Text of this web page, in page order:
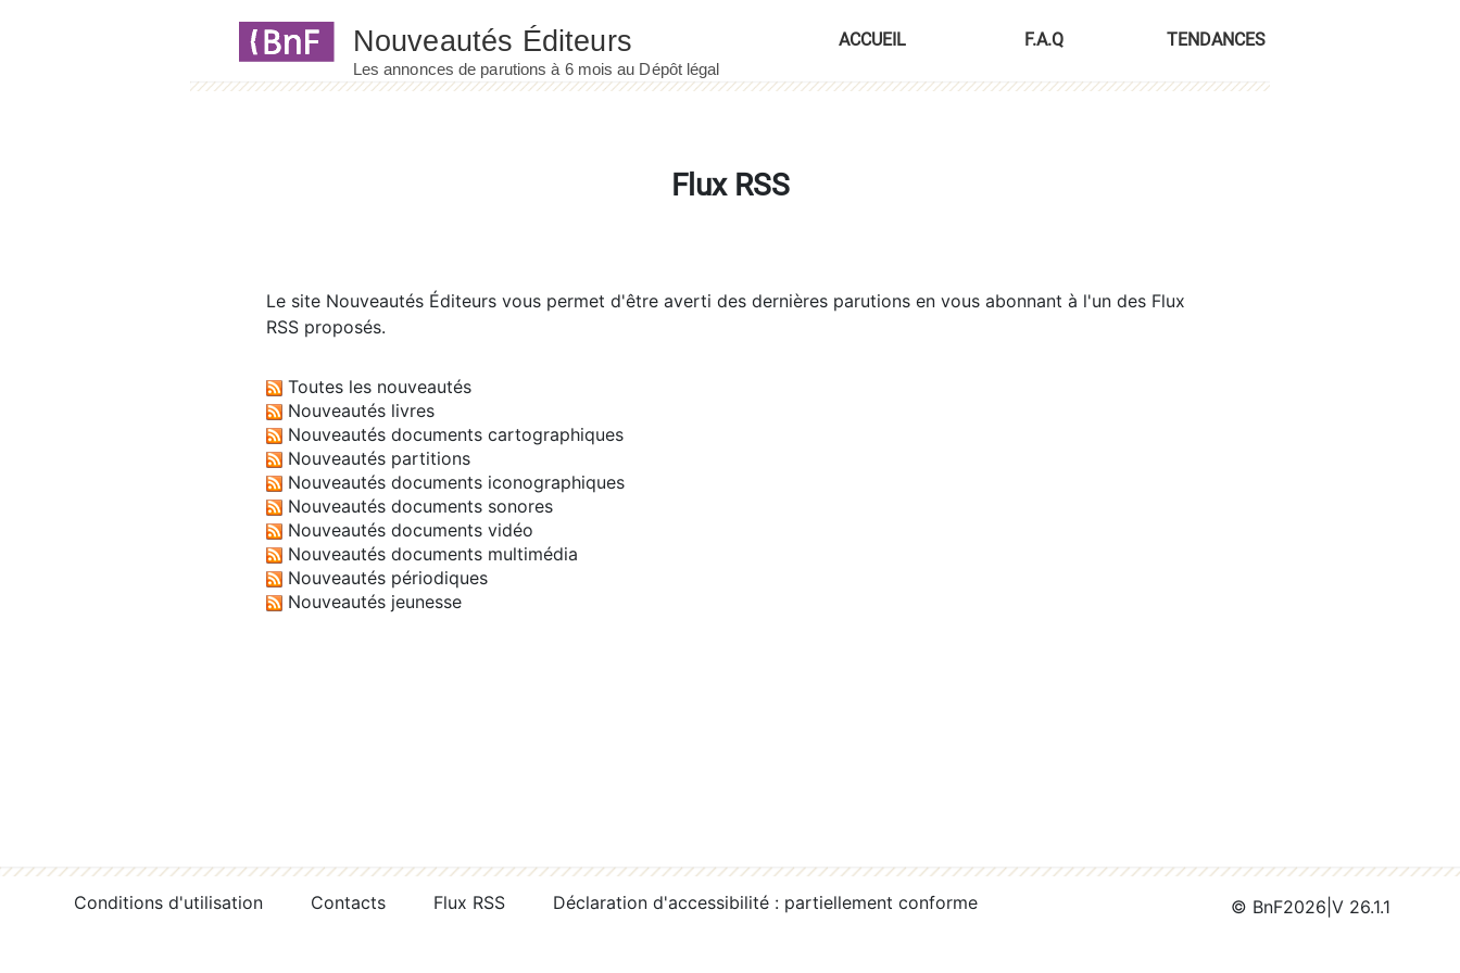
ACCUEIL F.A.Q TENDANCES
Flux RSS
Le site Nouveautés Éditeurs vous permet d'être averti des dernières parutions en vous abonnant à l'un des Flux
RSS proposés.
Toutes les nouveautés
Nouveautés livres
Nouveautés documents cartographiques
Nouveautés partitions
Nouveautés documents iconographiques
Nouveautés documents sonores
Nouveautés documents vidéo
Nouveautés documents multimédia
Nouveautés périodiques
Nouveautés jeunesse
Conditions d'utilisation Contacts Flux RSS Déclaration d'accessibilité : partiellement conforme © BnF2026 V 26.1.1